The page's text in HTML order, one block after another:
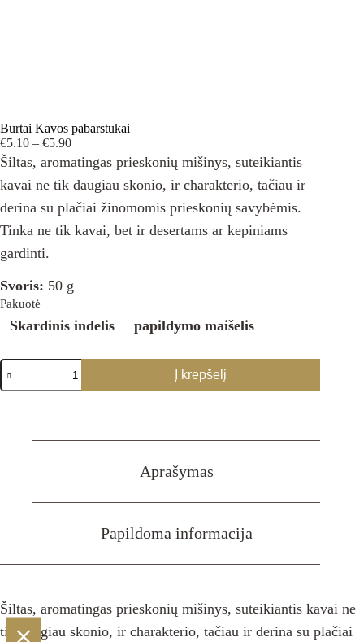
Burtai Kavos pabarstukai
€5.10 – €5.90Price
range:
€5.10
through
€5.90
Šiltas, aromatingas prieskonių mišinys, suteikiantis
kavai ne tik daugiau skonio, ir charakterio, tačiau ir
derina su plačiai žinomomis prieskonių savybėmis.
Tinka ne tik kavai, bet ir desertams ar kepiniams
gardinti.
Svoris: 50 g
Pakuotė
Skardinis indelis papildymo maišelis
produkto
kiekis:
Burtai
Į krepšelį
Aprašymas
Papildoma informacija
Šiltas, aromatingas prieskonių mišinys, suteikiantis kavai ne
tik daugiau skonio, ir charakterio, tačiau ir derina su plačiai